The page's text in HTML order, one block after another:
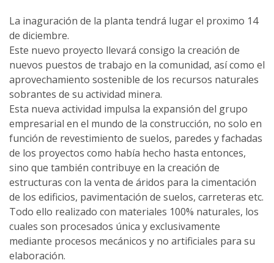
La inaguración de la planta tendrá lugar el proximo 14
de diciembre.
Este nuevo proyecto llevará consigo la creación de
nuevos puestos de trabajo en la comunidad, así como el
aprovechamiento sostenible de los recursos naturales
sobrantes de su actividad minera.
Esta nueva actividad impulsa la expansión del grupo
empresarial en el mundo de la construcción, no solo en
función de revestimiento de suelos, paredes y fachadas
de los proyectos como había hecho hasta entonces,
sino que también contribuye en la creación de
estructuras con la venta de áridos para la cimentación
de los edificios, pavimentación de suelos, carreteras etc.
Todo ello realizado con materiales 100% naturales, los
cuales son procesados única y exclusivamente
mediante procesos mecánicos y no artificiales para su
elaboración.